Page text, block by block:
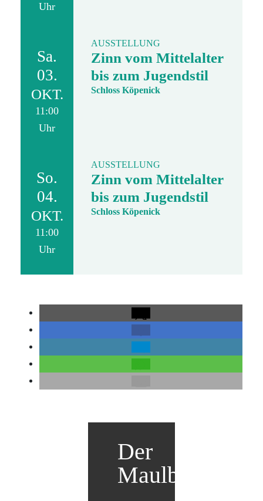
Uhr
Sa.
03.
OKT.
11:00
Uhr
AUSSTELLUNG
Zinn vom Mittelalter
bis zum Jugendstil
Schloss Köpenick
So.
04.
OKT.
11:00
Uhr
AUSSTELLUNG
Zinn vom Mittelalter
bis zum Jugendstil
Schloss Köpenick
Der
Maulbär